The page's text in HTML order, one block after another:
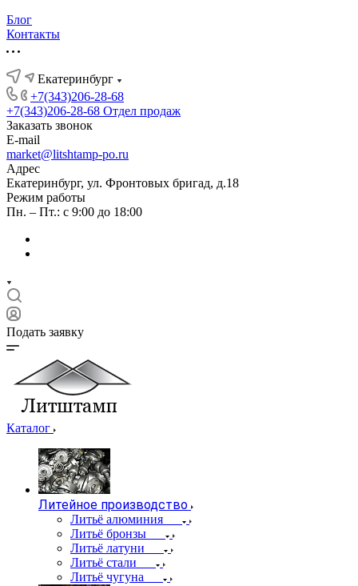
Блог
Контакты
Екатеринбург
+7(343)206-28-68
+7(343)206-28-68 Отдел продаж
Заказать звонок
E-mail
market@litshtamp-po.ru
Адрес
Екатеринбург, ул. Фронтовых бригад, д.18
Режим работы
Пн. – Пт.: с 9:00 до 18:00
Подать заявку
Каталог
Литейное производство
Литьё алюминия
Литьё бронзы
Литьё латуни
Литьё стали
Литьё чугуна